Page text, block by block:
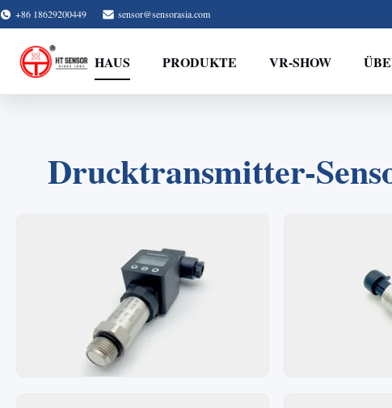
+86 18629200449 sensor@sensorasia.com
HAUS PRODUKTE VR-SHOW
Drucktransmitter-